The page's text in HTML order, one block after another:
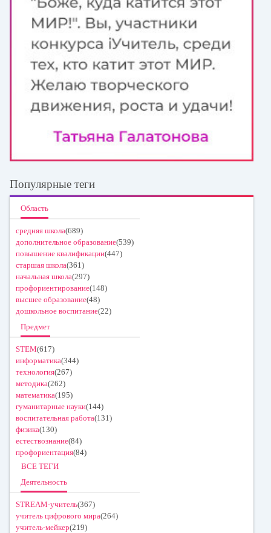
Популярные теги
Область
средняя школа(689)
дополнительное образование(539)
повышение квалификации(447)
старшая школа(361)
начальная школа(297)
профориентирование(148)
высшее образование(48)
дошкольное воспитание(22)
Предмет
STEM(617)
информатика(344)
технология(267)
методика(262)
математика(195)
гуманитарные науки(144)
воспитательная работа(131)
физика(130)
естествознание(84)
профориентация(84)
ВСЕ ТЕГИ
Деятельность
STREAM-учитель(367)
учитель цифрового мира(264)
учитель-мейкер(219)